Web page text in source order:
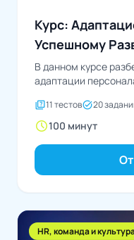
Курс:
Успешному
В данном курсе
адаптации
quiz11 тестовtask_alt20
schedule100 минут
HR, команда и